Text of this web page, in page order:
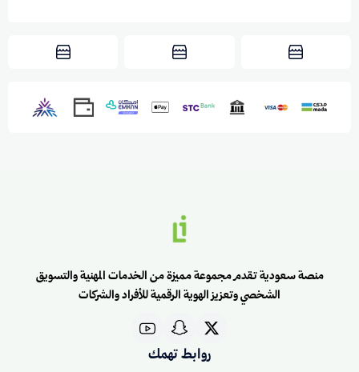
منصة سعودية تقدم مجموعة مميزة من الخدمات المهنية والتسويق
الشخصي وتعزيز الهوية الرقمية للأفراد والشركات
روابط تهمك